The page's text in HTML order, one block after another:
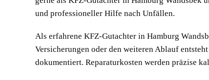
und professioneller Hilfe nach Unfällen.
Als erfahrene KFZ-Gutachter in Hamburg
Versicherungen oder den weiteren Ablauf
dokumentiert. Reparaturkosten werden präzise